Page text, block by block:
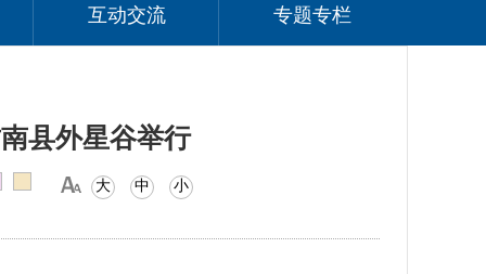
互动交流 专题专栏
县外星谷举行
大 中 小